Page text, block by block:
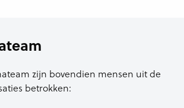
zijn bovendien mensen uit de
betrokken: